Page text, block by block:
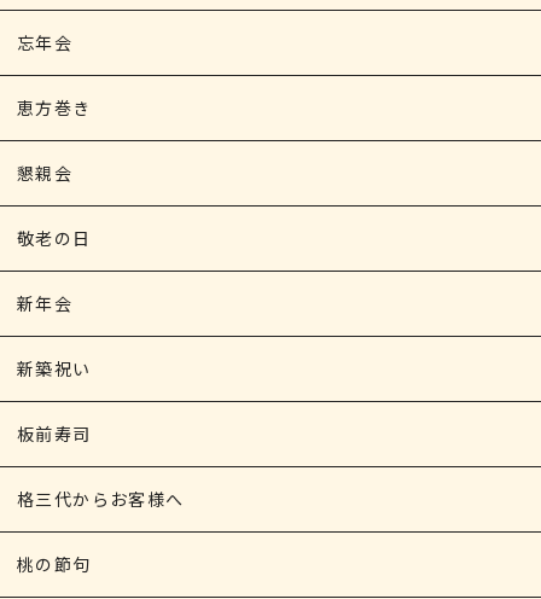
忘年会
恵方巻き
懇親会
敬老の日
新年会
新築祝い
板前寿司
格三代からお客様へ
桃の節句